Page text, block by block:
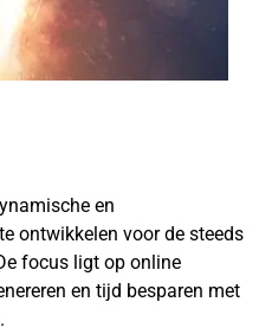
en
ontwikkelen voor de steeds
focus ligt op online
en tijd besparen met